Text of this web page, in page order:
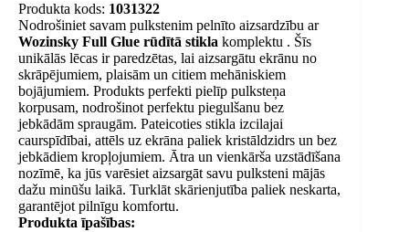
Produkta kods: 1031322
Nodrošiniet savam pulkstenim pelnīto aizsardzību ar
Wozinsky Full Glue rūdītā stikla komplektu . Šīs
unikālās lēcas ir paredzētas, lai aizsargātu ekrānu no
skrāpējumiem, plaisām un citiem mehāniskiem
bojājumiem. Produkts perfekti pielīp pulksteņa
korpusam, nodrošinot perfektu piegulšanu bez
jebkādām spraugām. Pateicoties stikla izcilajai
caurspīdībai, attēls uz ekrāna paliek kristāldzidrs un bez
jebkādiem kropļojumiem. Ātra un vienkārša uzstādīšana
nozīmē, ka jūs varēsiet aizsargāt savu pulksteni mājās
dažu minūšu laikā. Turklāt skārienjutība paliek neskarta,
garantējot pilnīgu komfortu.
Produkta īpašības: